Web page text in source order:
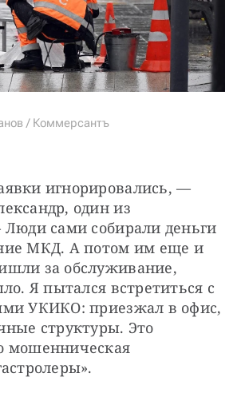
/ Коммерсантъ
игнорировались, —
один из
сами собирали деньги
МКД. А потом им еще и
за обслуживание,
Я пытался встретиться с
УКИКО: приезжал в офис,
структуры. Это
мошенническая